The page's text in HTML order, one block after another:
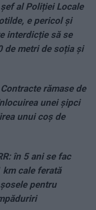
al Poliției Locale
e pericol și
interdicție să se
de metri de soția și
rămase de
unei șipci
unui coș de
în 5 ani se fac
cale ferată
pentru